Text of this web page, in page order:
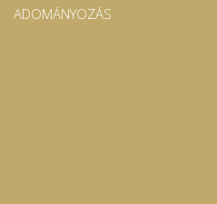
ADOMÁNYOZÁS